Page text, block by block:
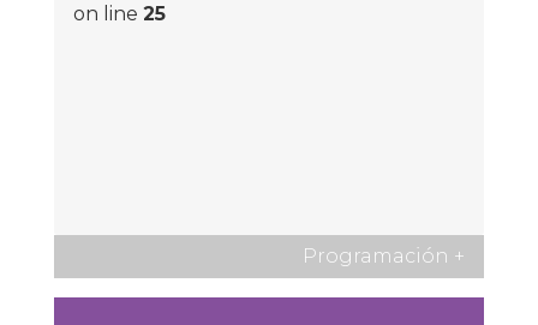
on line 25
Programación +